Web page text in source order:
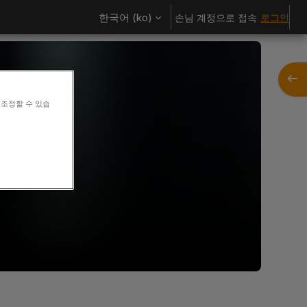
한국어 ‎(ko)‎ 손님 계정으로 접속 로그인
블록
정할 수 있습